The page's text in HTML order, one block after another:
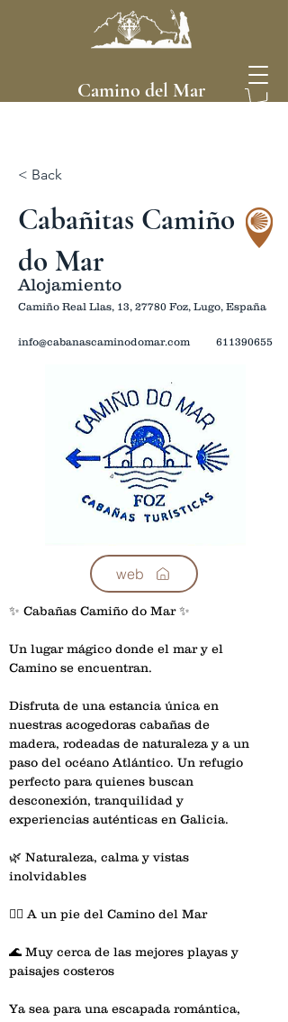
Camino del Mar
< Back
Cabañitas Camiño
do Mar
Alojamiento
Camiño Real Llas, 13, 27780 Foz, Lugo, España
info@cabanascaminodomar.com 611390655
web
✨ Cabañas Camiño do Mar ✨
Un lugar mágico donde el mar y el
Camino se encuentran.
Disfruta de una estancia única en
nuestras acogedoras cabañas de
madera, rodeadas de naturaleza y a un
paso del océano Atlántico. Un refugio
perfecto para quienes buscan
desconexión, tranquilidad y
experiencias auténticas en Galicia.
🌿 Naturaleza, calma y vistas
inolvidables
🚶‍♂️ A un pie del Camino del Mar
🌊 Muy cerca de las mejores playas y
paisajes costeros
Ya sea para una escapada romántica,